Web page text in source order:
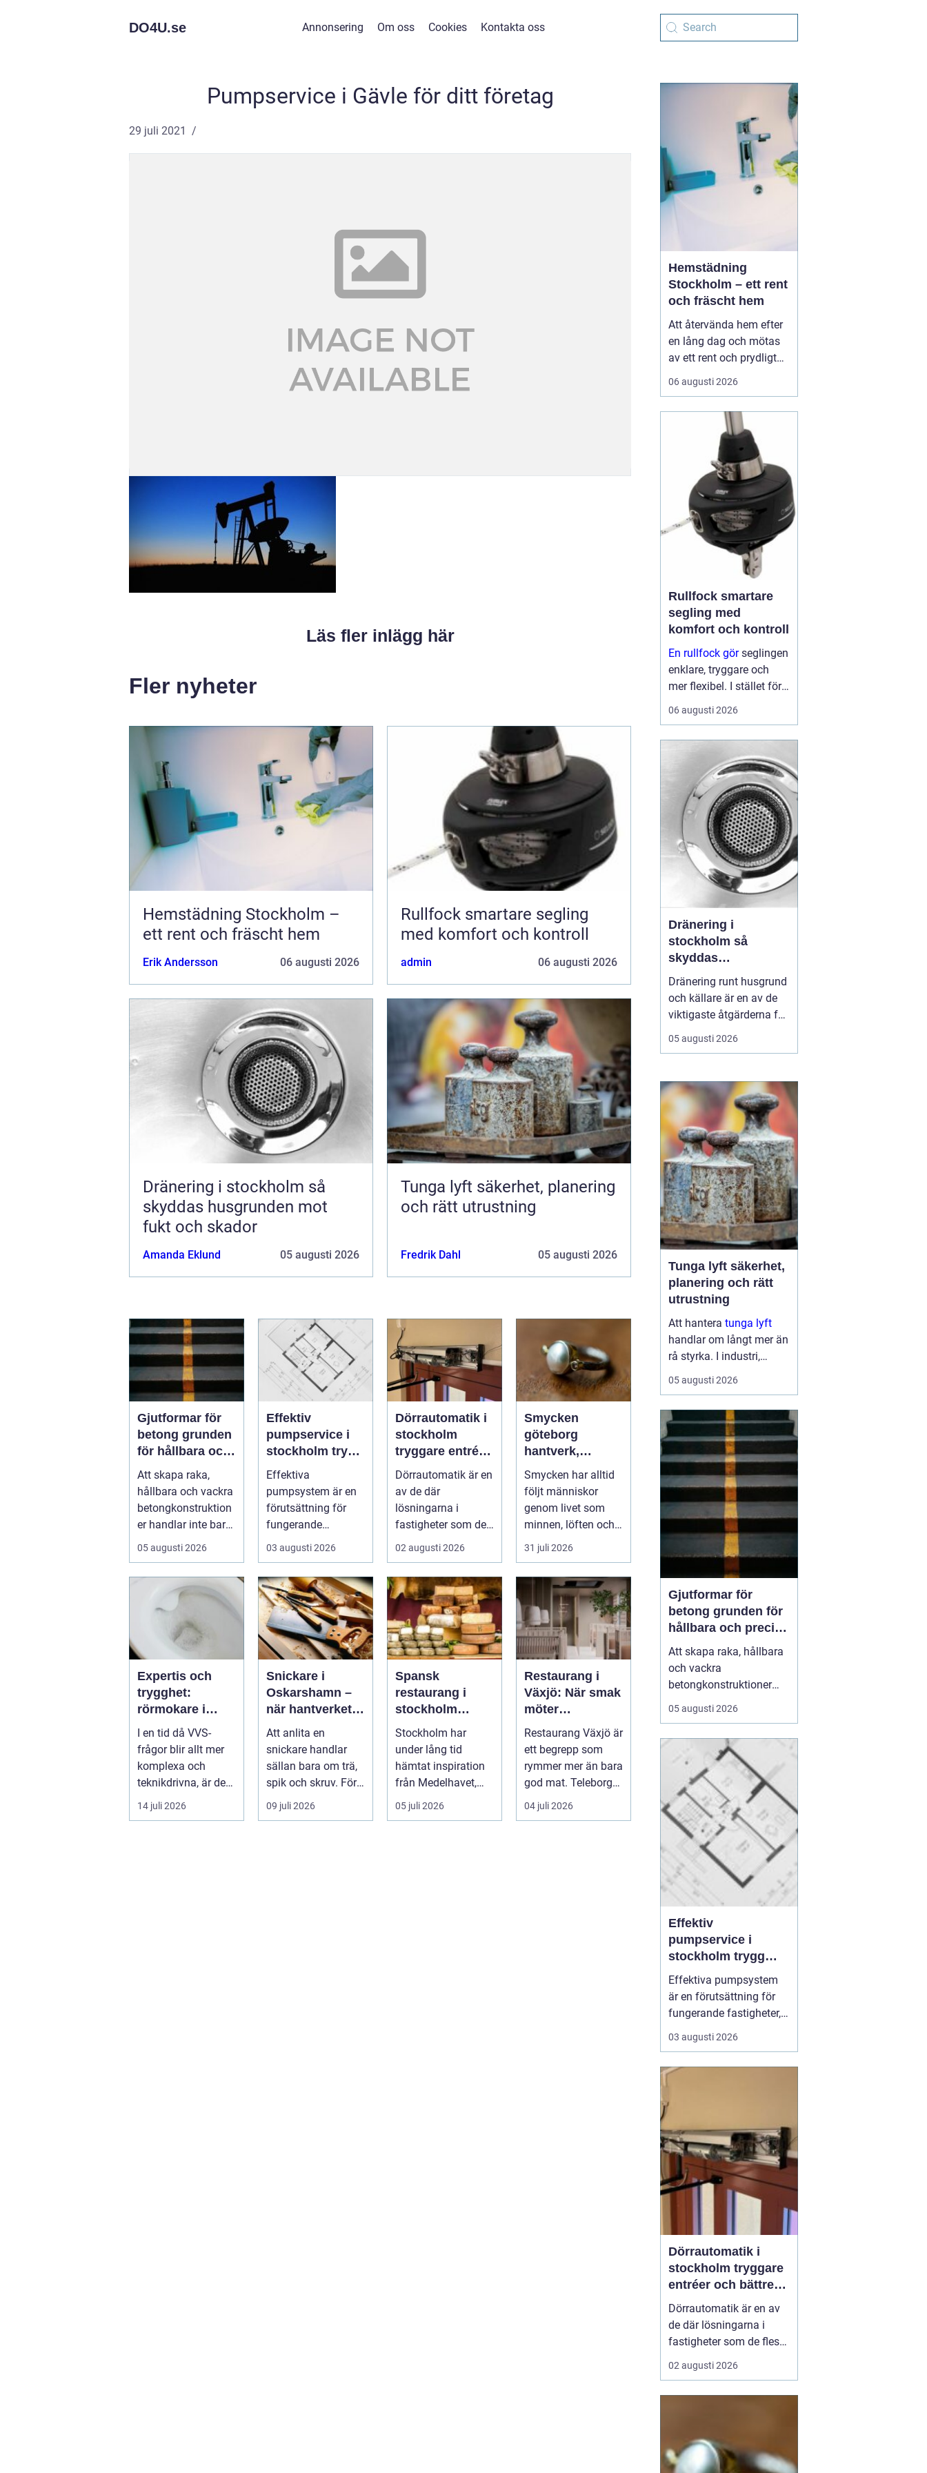
DO4U.se Annonsering Om oss Cookies Kontakta oss
Pumpservice i Gävle för ditt företag
29 juli 2021
Läs fler inlägg här
Fler nyheter
Hemstädning Stockholm –
ett rent och fräscht hem
Erik Andersson 06 augusti 2026
Rullfock smartare segling
med komfort och kontroll
admin 06 augusti 2026
Dränering i stockholm så
skyddas husgrunden mot
fukt och skador
Amanda Eklund 05 augusti 2026
Tunga lyft säkerhet, planering
och rätt utrustning
Fredrik Dahl 05 augusti 2026
Gjutformar för
betong grunden
för hållbara och
precisa
konstruktioner
Att skapa raka,
hållbara och vackra
betongkonstruktion
er handlar inte bara
betongrecept elle...
05 augusti 2026
Effektiv
pumpservice i
stockholm trygg
drift utan
Effektiva
pumpsystem är en
förutsättning för
fungerande
fastigheter, hållbara
VA-nät och trygg
hante...
03 augusti 2026
Dörrautomatik i
stockholm
tryggare entréer
och bättre
tillgänglighet
Dörrautomatik är en
av de där
lösningarna i
fastigheter som de
flesta tar för given
tills den sakna...
02 augusti 2026
Smycken
göteborg
hantverk,
historia och
personligt
uttryck
Smycken har alltid
följt människor
genom livet som
minnen, löften och
tysta berättelser
nära huden....
31 juli 2026
Expertis och
trygghet:
rörmokare i
jämtland
I en tid då VVS-
frågor blir allt mer
komplexa och
teknikdrivna, är det
viktigare &a...
14 juli 2026
Snickare i
Oskarshamn –
när hantverket
gör skillnad i
vardagen
Att anlita en
snickare handlar
sällan bara om trä,
spik och skruv. För
många i ...
09 juli 2026
Spansk
restaurang i
stockholm
smaker,
stämning och
smarta val
Stockholm har
under lång tid
hämtat inspiration
från Medelhavet,
men de senaste
åren har spanska
05 juli 2026
Restaurang i
Växjö: När smak
möter
småländsk
sjöutsikt
Restaurang Växjö är
ett begrepp som
rymmer mer än bara
god mat. Teleborgs
slott ...
04 juli 2026
Hemstädning
Stockholm – ett rent
och fräscht hem
Att återvända hem efter
en lång dag och mötas
av ett rent och prydligt
hem är en känsla som
många av oss strävar
som Stockholm, där tid
är en värdefull resurs,
kan det...
06 augusti 2026
Rullfock smartare
segling med
komfort och kontroll
En rullfock görseglingen
enklare, tryggare och
mer flexibel. I stället för
att byta försegel varje
gång vinden ökar eller
rulla in eller ut seglet
från sittbrunnen. På så
sätt ...
06 augusti 2026
Dränering i
stockholm så
skyddas
husgrunden mot
fukt och skador
Dränering runt husgrund
och källare är en av de
viktigaste åtgärderna för
att skydda en fastighet
på lång sikt. I
markförhållanden, äldre
bebyggelse och kraftiga
regn skapar extra
påfrestningar, kan en
genomtänkt dränering
vara skillna...
05 augusti 2026
Tunga lyft säkerhet,
planering och rätt
utrustning
Att hantera tunga lyft
handlar om långt mer än
rå styrka. I industri,
byggprojekt och
infrastruktur kan ett
allvarliga skador på
människor, maskiner och
byggnader. Samtidigt ...
05 augusti 2026
Gjutformar för
betong grunden för
hållbara och precisa
konstruktioner
Att skapa raka, hållbara
och vackra
betongkonstruktioner
handlar inte bara om rätt
betongrecept eller bra
resultatet avgörs av
formen.gjutformar för
betong ...
05 augusti 2026
Effektiv
pumpservice i
stockholm trygg
drift utan avbrott
Effektiva pumpsystem
är en förutsättning för
fungerande fastigheter,
hållbara VA-nät och
trygg hantering av både
samlas där det inte ska
vara, produktion
avstannar eller ...
03 augusti 2026
Dörrautomatik i
stockholm tryggare
entréer och bättre
tillgänglighet
Dörrautomatik är en av
de där lösningarna i
fastigheter som de flesta
tar för given tills den
saknas eller slutar
dörrar vardagen enklare,
särskilt för personer med
02 augusti 2026